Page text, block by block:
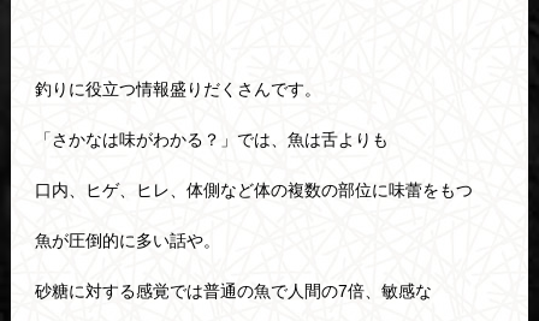
釣りに役立つ情報盛りだくさんです。
「さかなは味がわかる？」では、魚は舌よりも
口内、ヒゲ、ヒレ、体側など体の複数の部位に味蕾をもつ
魚が圧倒的に多い話や。
砂糖に対する感覚では普通の魚で人間の7倍、敏感な